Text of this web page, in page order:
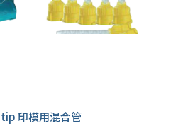
印模用混合管